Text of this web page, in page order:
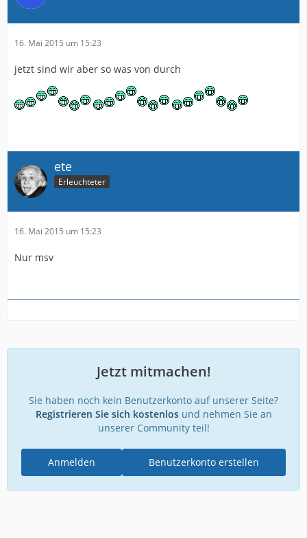
16. Mai 2015 um 15:23
jetzt sind wir aber so was von durch
ete
Erleuchteter
16. Mai 2015 um 15:23
Nur msv
Jetzt mitmachen!
Sie haben noch kein Benutzerkonto auf unserer Seite?
Registrieren Sie sich kostenlosund nehmen Sie an
unserer Community teil!
Benutzerkonto erstellen
Anmelden